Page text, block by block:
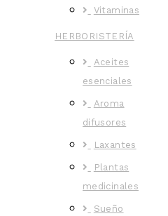
Vitaminas
HERBORISTERÍA
Aceites
esenciales
Aroma
difusores
Laxantes
Plantas
medicinales
Sueño